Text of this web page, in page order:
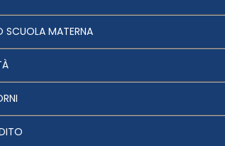
SCUOLA MATERNA